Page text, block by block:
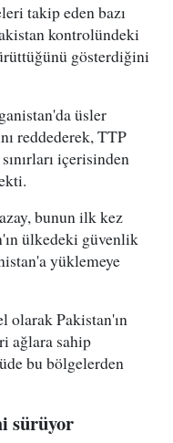
takip eden bazı
kontrolündeki
gösterdiğini
üsler
reddederek, TTP
içerisinden
bunun ilk kez
ülkedeki güvenlik
yüklemeye
olarak Pakistan'ın
ağlara sahip
bu bölgelerden
sürüyor